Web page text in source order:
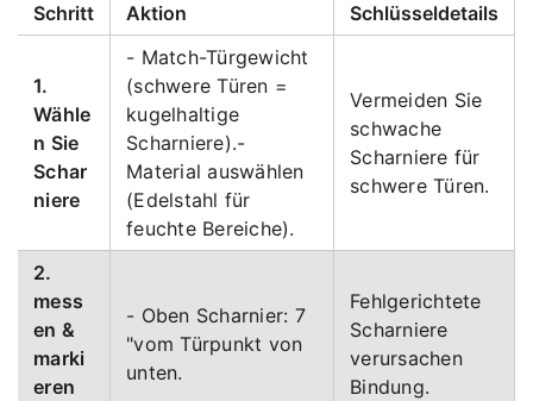
Schritt Aktion Schlüsseldetails
1.
Wähle
n Sie
Schar
niere
- Match-Türgewicht
(schwere Türen =
kugelhaltige
Scharniere).-
Material auswählen
(Edelstahl für
feuchte Bereiche).
Vermeiden Sie
schwache
Scharniere für
schwere Türen.
2.
mess
en &
marki
eren
- Oben Scharnier: 7
"vom Türpunkt von
unten.
Fehlgerichtete
Scharniere
verursachen
Bindung.